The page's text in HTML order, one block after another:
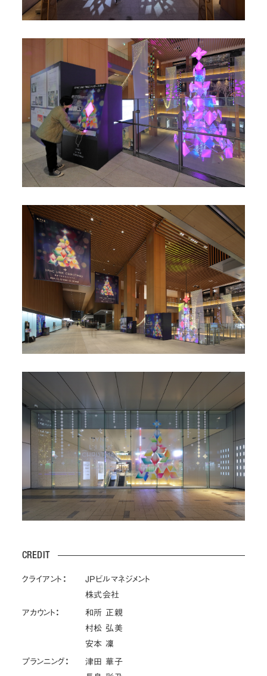
CREDIT
クライアント：
JPビルマネジメント
株式会社
アカウント：
和所 正親
村松 弘美
安本 凜
プランニング：
津田 華子